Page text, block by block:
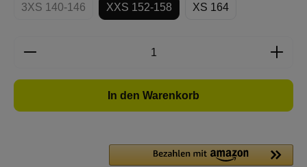
3XS 140-146
(Diese Option ist zurzeit nicht verfügbar.)
XXS 152-158 XS 164
Produkt Anzahl: Gib den gewünschten
In den Warenkorb